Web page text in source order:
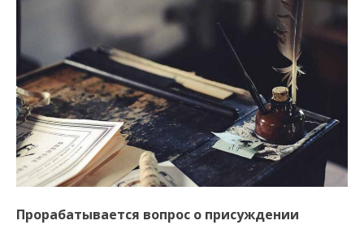
Прорабатывается вопрос о присуждении